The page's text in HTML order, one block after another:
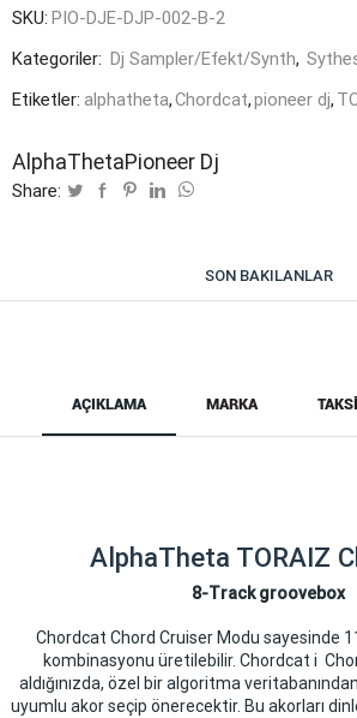
adet
SKU: PIO-DJE-DJP-002-B-2
Kategoriler: Dj Sampler/Efekt/Synth,
Etiketler: alphatheta,Chordcat,pioneer dj,
AlphaThetaPioneer Dj
Share:
SON BAKILANLAR
AÇIKLAMA MARKA
AlphaTheta TORAIZ
8-Track groovebox
Chordcat Chord Cruiser Modu sayesinde
kombinasyonu üretilebilir. Chordcat i
aldığınızda, özel bir algoritma
uyumlu akor seçip önerecektir. Bu akorları